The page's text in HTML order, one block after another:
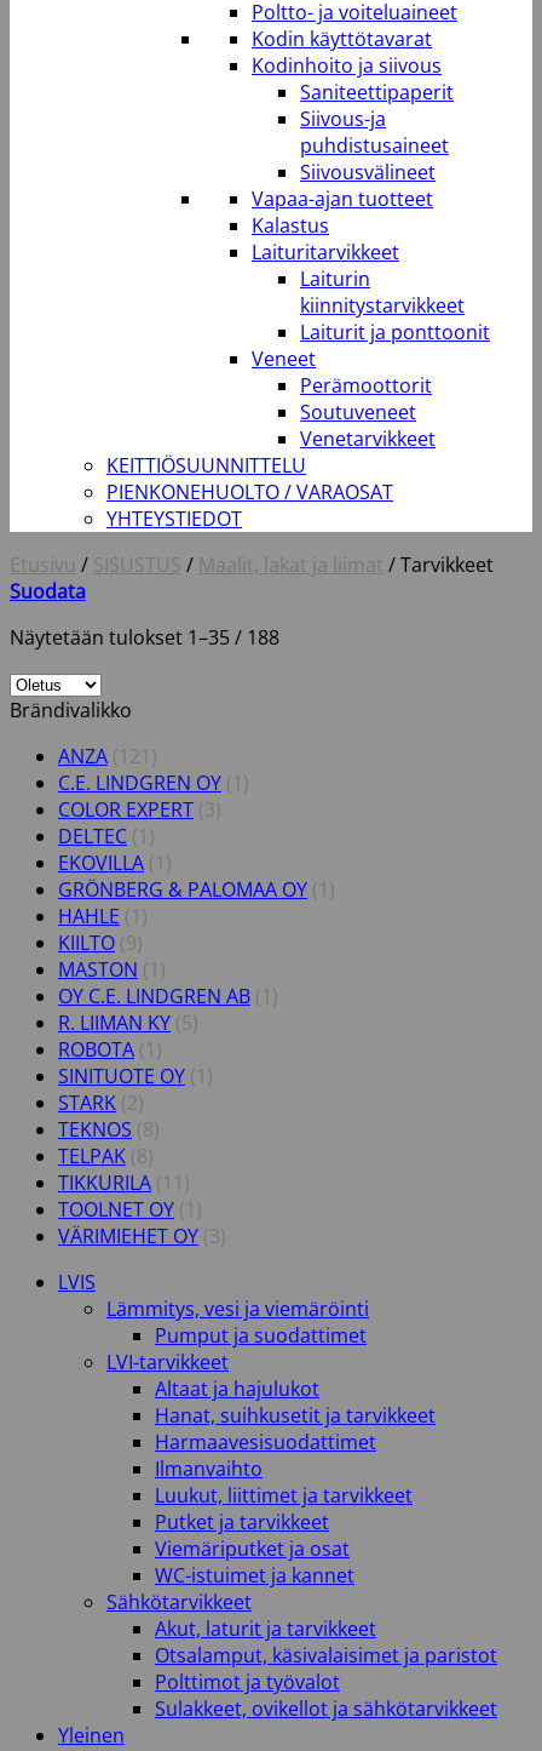
Poltto- ja voiteluaineet
Kodin käyttötavarat
Kodinhoito ja siivous
Saniteettipaperit
Siivous-ja
puhdistusaineet
Siivousvälineet
Vapaa-ajan tuotteet
Kalastus
Laituritarvikkeet
Laiturin
kiinnitystarvikkeet
Laiturit ja ponttoonit
Veneet
Perämoottorit
Soutuveneet
Venetarvikkeet
KEITTIÖSUUNNITTELU
PIENKONEHUOLTO / VARAOSAT
YHTEYSTIEDOT
Etusivu / SISUSTUS / Maalit, lakat ja liimat /Tarvikkeet
Suodata
Näytetään tulokset 1–35 / 188
Brändivalikko
ANZA (121)
C.E. LINDGREN OY (1)
COLOR EXPERT (3)
DELTEC (1)
EKOVILLA (1)
GRÖNBERG & PALOMAA OY (1)
HAHLE (1)
KIILTO (9)
MASTON (1)
OY C.E. LINDGREN AB (1)
R. LIIMAN KY (5)
ROBOTA (1)
SINITUOTE OY (1)
STARK (2)
TEKNOS (8)
TELPAK (8)
TIKKURILA (11)
TOOLNET OY (1)
VÄRIMIEHET OY (3)
LVIS
Lämmitys, vesi ja viemäröinti
Pumput ja suodattimet
LVI-tarvikkeet
Altaat ja hajulukot
Hanat, suihkusetit ja tarvikkeet
Harmaavesisuodattimet
Ilmanvaihto
Luukut, liittimet ja tarvikkeet
Putket ja tarvikkeet
Viemäriputket ja osat
WC-istuimet ja kannet
Sähkötarvikkeet
Akut, laturit ja tarvikkeet
Otsalamput, käsivalaisimet ja paristot
Polttimot ja työvalot
Sulakkeet, ovikellot ja sähkötarvikkeet
Yleinen